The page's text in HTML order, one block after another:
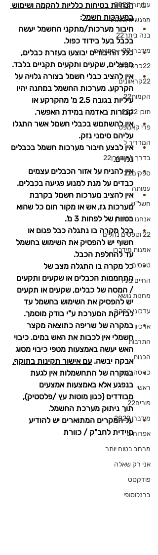
עמותה 2023
מפגשים 2023
בנה ביתך22
מידברן 22 - מפגשים
22כרטיסים
22קראוונים
הקמות22
תוכן 2022
פרי קאמפס
המדריך ל
בדרך למידברן22
ספקים22
עמותה
חשל"ש
אנחנו מידברן
22 וטפסים נהלים
אמנות מידברן
טפסים
החיים בעיר
מחנות נושא
עדכוני הפקה
ארכיון
התרבות
הכנות
כניסה לעיר
ראשי
פורים22
מידברן 2022
אפרוחים
מרחב בטוח יותר
אני רק שאלה
פודקסט
ברנלוסופי
הנחיות בטיחות כלליות להקמה ושימוש
במערכות חשמל:
חיבור מערכות/מתקני החשמל יעשה
בכבל בעל בידוד כפול.
כלל החיבורים יבוצעו בעזרת כבלים,
מפצלים, שקעים ותקעים תקניים בלבד.
אין להציב כבלי חשמל בצורה גלויה על
הקרקע. מערכות החשמל במחנה יהיו
עיליות בגובה 2.5 מ' מהקרקע או
קבורות באדמה במידת האפשר.
אין להשתמש בכבלי חשמל אשר התגלו
עליהם סימני נזק.
אין לבצע חיבור מערכות חשמל בכבלים
גלויים.
אין להניח על אזור הכבלים עצמים
כבדים על מנת למנוע פגיעה בכבלים.
אין להציב מערכות חשמל בקרבת
מערכות גז, אש או מקור חום כל שהוא
בטווח של לפחות 3 מ'.
בכל מקרה בו נתגלה כבל פגום או
חשוף יש להפסיק את השימוש בחשמל
עד להחלפת הכבל.
כל מקרה בו התגלה מצב של
התחממות הכבלים או שקעים ותקעים
/ המסה של כבלים, שקעים או תקעים
יש להפסיק את השימוש בחשמל עד
לבדיקת המערכת ע"י בודק מוסמך.
במקרה של שריפה כתוצאה מקצר
חשמלי אין לכבות את האש במים. כיבוי
האש יעשה באמצעות מטפי כיבוי מסוג
אבקה יבשה. עם אישור תקינות בתוקף.
במקרה של התחשמלות אין לגעת
בנפגע אלא באמצעות אמצעים
מבודדים (כגון מוטות עץ /פלסטיק),
תוך ניתוק מערכת החשמל.
על המקרים המתוארים יש להודיע
מיידית לחב"ק / כוורת